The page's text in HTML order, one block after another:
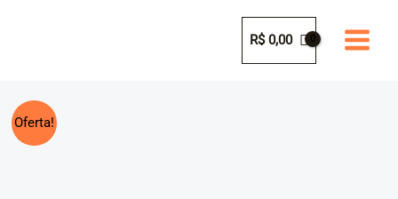
R$0,00
Oferta!